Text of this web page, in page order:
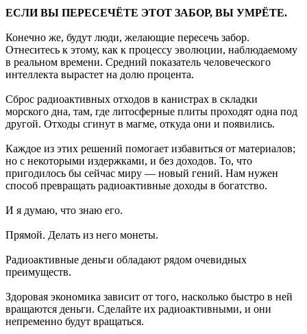
ЕСЛИ ВЫ ПЕРЕСЕЧЁТЕ ЭТОТ ЗАБОР, ВЫ УМРЁТЕ.
Конечно же, будут люди, желающие пересечь забор.
Отнеситесь к этому, как к процессу эволюции, наблюдаемому
в реальном времени. Средний показатель человеческого
интеллекта вырастет на долю процента.
Сброс радиоактивных отходов в канистрах в складки
морского дна, там, где литосферные плиты проходят одна под
другой. Отходы сгинут в магме, откуда они и появились.
Каждое из этих решений помогает избавиться от материалов;
но с некоторыми издержками, и без доходов. То, что
пригодилось бы сейчас миру — новый гений. Нам нужен
способ превращать радиоактивные доходы в богатство.
И я думаю, что знаю его.
Прямой. Делать из него монеты.
Радиоактивные деньги обладают рядом очевидных
преимуществ.
Здоровая экономика зависит от того, насколько быстро в ней
вращаются деньги. Сделайте их радиоактивными, и они
непременно будут вращаться.